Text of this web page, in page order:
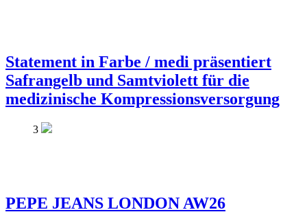
Statement in Farbe / medi präsentiert
Safrangelb und Samtviolett für die
medizinische Kompressionsversorgung
3
PEPE JEANS LONDON AW26